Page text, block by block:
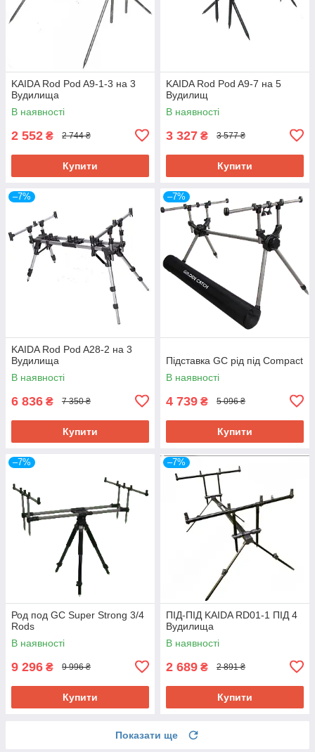
KAIDA Rod Pod A9-1-3 на 3
Вудилища
В наявності
2 552 ₴ 2 744 ₴
Купити
KAIDA Rod Pod A9-7 на 5
Вудилищ
В наявності
3 327 ₴ 3 577 ₴
Купити
–7%
KAIDA Rod Pod A28-2 на 3
Вудилища
В наявності
6 836 ₴ 7 350 ₴
Купити
–7%
Підставка GC рід під Compact
В наявності
4 739 ₴ 5 096 ₴
Купити
–7%
Род под GC Super Strong 3/4
Rods
В наявності
9 296 ₴ 9 996 ₴
Купити
–7%
ПІД-ПІД KAIDA RD01-1 ПІД 4
Вудилища
В наявності
2 689 ₴ 2 891 ₴
Купити
Показати ще